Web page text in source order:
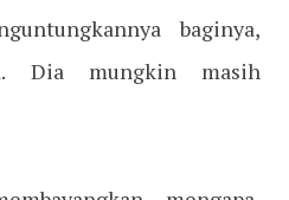
baginya,
Dia mungkin masih